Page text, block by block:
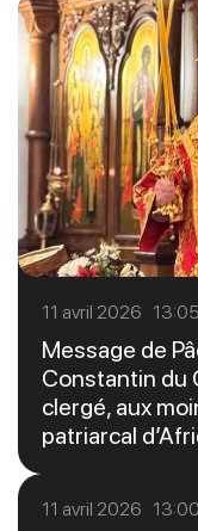
11 avril 2026 13:05
Message de
Constantin du
clergé, aux
patriarcal
11 avril 2026 13:00